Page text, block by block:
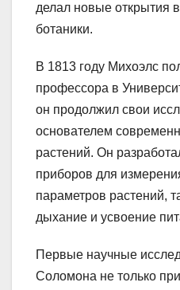
делал новые открытия
ботаники.
В 1813 году Михоэлс
профессора в
он продолжил свои
основателем
растений. Он
приборов для
параметров растений,
дыхание и усвоение
Первые научные
Соломона не только